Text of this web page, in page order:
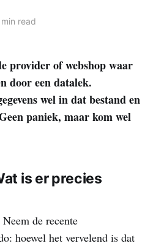
min read
provider of webshop waar
door een datalek.
wel in dat bestand en
paniek, maar kom wel
is er precies
de recente
hoewel het vervelend is dat